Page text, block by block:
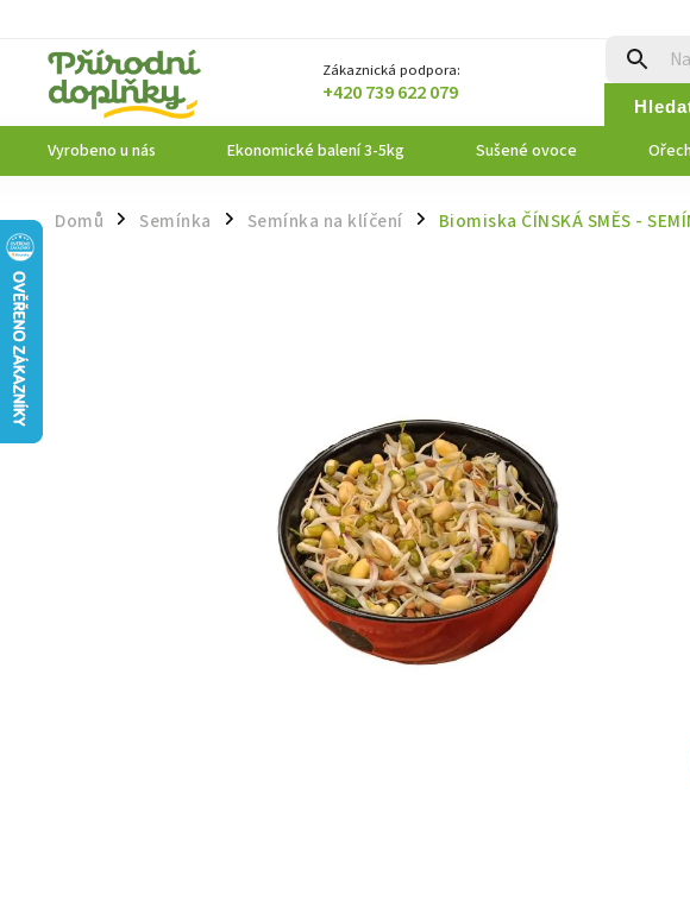
Zákaznická podpora:
+420 739 622 079
Vyrobeno u nás Ekonomické balení 3-5kg Sušené ovoce
Domů / Semínka / Semínka na klíčení / Biomiska ČÍNSKÁ SMĚS -